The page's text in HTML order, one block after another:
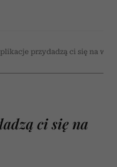
przydadzą ci się na
ci się na